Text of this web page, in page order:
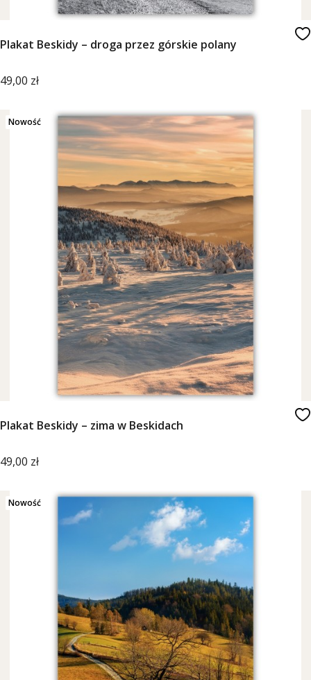
Plakat Beskidy – droga przez górskie polany
Cena
49,00 zł
Nowość
Plakat Beskidy – zima w Beskidach
Cena
49,00 zł
Nowość